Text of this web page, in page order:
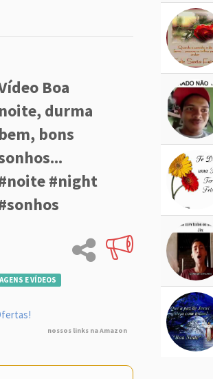
Boa
noite, durma
bem, bons
#night
E VÍDEOS
nossos links na Amazon